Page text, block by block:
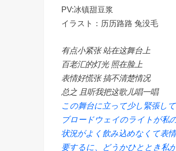
PV:冰镇甜豆浆
イラスト：历历路路 兔没毛
有点小紧张 站在这舞台上
百老汇的灯光 照在脸上
表情好慌张 搞不清楚情况
总之 且听我把这歌儿唱一唱
この舞台に立って少し緊張し
ブロードウェイのライトが私
状況がよく飲み込めなくて表
要するに、どうかひととき私